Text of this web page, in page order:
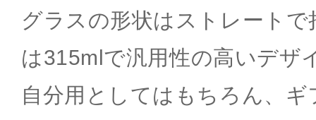
グラスの形状はストレート
は315mlで汎用性の高いデザ
自分用としてはもちろん、